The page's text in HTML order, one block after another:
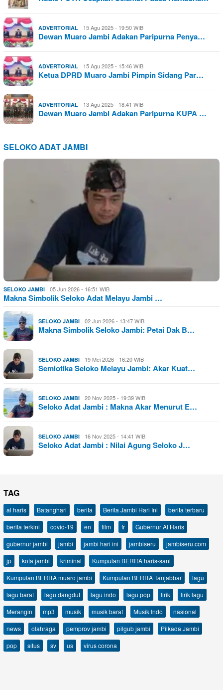
ADVERTORIAL 15 Agu 2025 - 19:50 WIB
Dewan Muaro Jambi Adakan Paripurna Penya…
ADVERTORIAL 15 Agu 2025 - 15:46 WIB
Ketua DPRD Muaro Jambi Pimpin Sidang Par…
ADVERTORIAL 13 Agu 2025 - 18:41 WIB
Dewan Muaro Jambi Adakan Paripurna KUPA …
SELOKO ADAT JAMBI
SELOKO JAMBI 05 Jun 2026 - 16:51 WIB
Makna Simbolik Seloko Adat Melayu Jambi …
SELOKO JAMBI 02 Jun 2026 - 13:47 WIB
Makna Simbolik Seloko Jambi: Petai Dak B…
SELOKO JAMBI 19 Mei 2026 - 16:20 WIB
Semiotika Seloko Melayu Jambi: Akar Kuat…
SELOKO JAMBI 20 Nov 2025 - 19:39 WIB
Seloko Adat Jambi : Makna Akar Menurut E…
SELOKO JAMBI 16 Nov 2025 - 14:41 WIB
Seloko Adat Jambi : Nilai Agung Seloko J…
TAG
al haris Batanghari berita Berita Jambi Hari Ini
berita terbaru
berita terkini
covid-19 en film fr
Gubernur Al Haris
gubernur jambi
jambi jambi hari ini jambiseru
jambiseru.com
jp
kota jambi kriminal
Kumpulan BERITA haris-sani
Kumpulan BERITA muaro jambi
Kumpulan BERITA Tanjabbar
lagu
lagu barat
lagu dangdut lagu indo lagu pop lirik
lirik lagu
Merangin
mp3 musik musik barat Musik Indo
nasional
news
olahraga pemprov jambi pilgub jambi
Pilkada Jambi
pop
situs sv us virus corona